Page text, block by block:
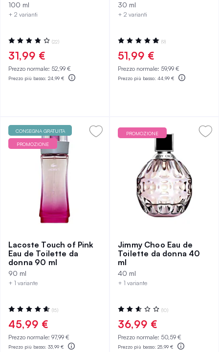
100 ml
+ 2 varianti
Valutazione:
75%
(22)
31,99 €
Prezzo normale: 52,99 €
Prezzo più basso: 24,99 €
30 ml
+ 2 varianti
Valutazione:
100%
(9)
51,99 €
Prezzo normale: 59,99 €
Prezzo più basso: 44,99 €
CONSEGNA GRATUITA
PROMOZIONE
Lacoste Touch of Pink
Eau de Toilette da
donna 90 ml
90 ml
+ 1 variante
Valutazione:
94%
(15)
45,99 €
Prezzo normale: 97,99 €
Prezzo più basso: 33,99 €
PROMOZIONE
Jimmy Choo Eau de
Toilette da donna 40
ml
40 ml
+ 1 variante
Valutazione:
52%
(10)
36,99 €
Prezzo normale: 50,59 €
Prezzo più basso: 25,99 €